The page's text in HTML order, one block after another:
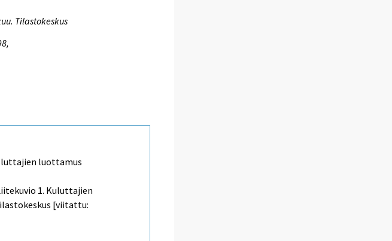
Tilastokeskus
luottamus
1. Kuluttajien
[viitattu: